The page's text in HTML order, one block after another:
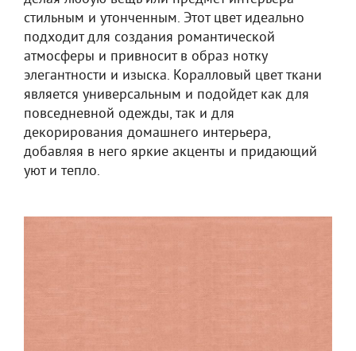
стильным и утонченным. Этот цвет идеально
подходит для создания романтической
атмосферы и привносит в образ нотку
элегантности и изыска. Коралловый цвет ткани
является универсальным и подойдет как для
повседневной одежды, так и для
декорирования домашнего интерьера,
добавляя в него яркие акценты и придающий
уют и тепло.